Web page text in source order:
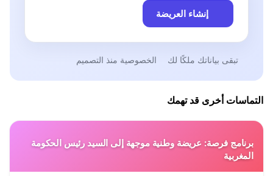
إنشاء العريضة
تبقى بياناتك ملكًا لك الخصوصية منذ التصميم
التماسات أخرى قد تهمك
برنامج فرصة: عريضة وطنية موجهة إلى السيد رئيس الحكومة
المغربية